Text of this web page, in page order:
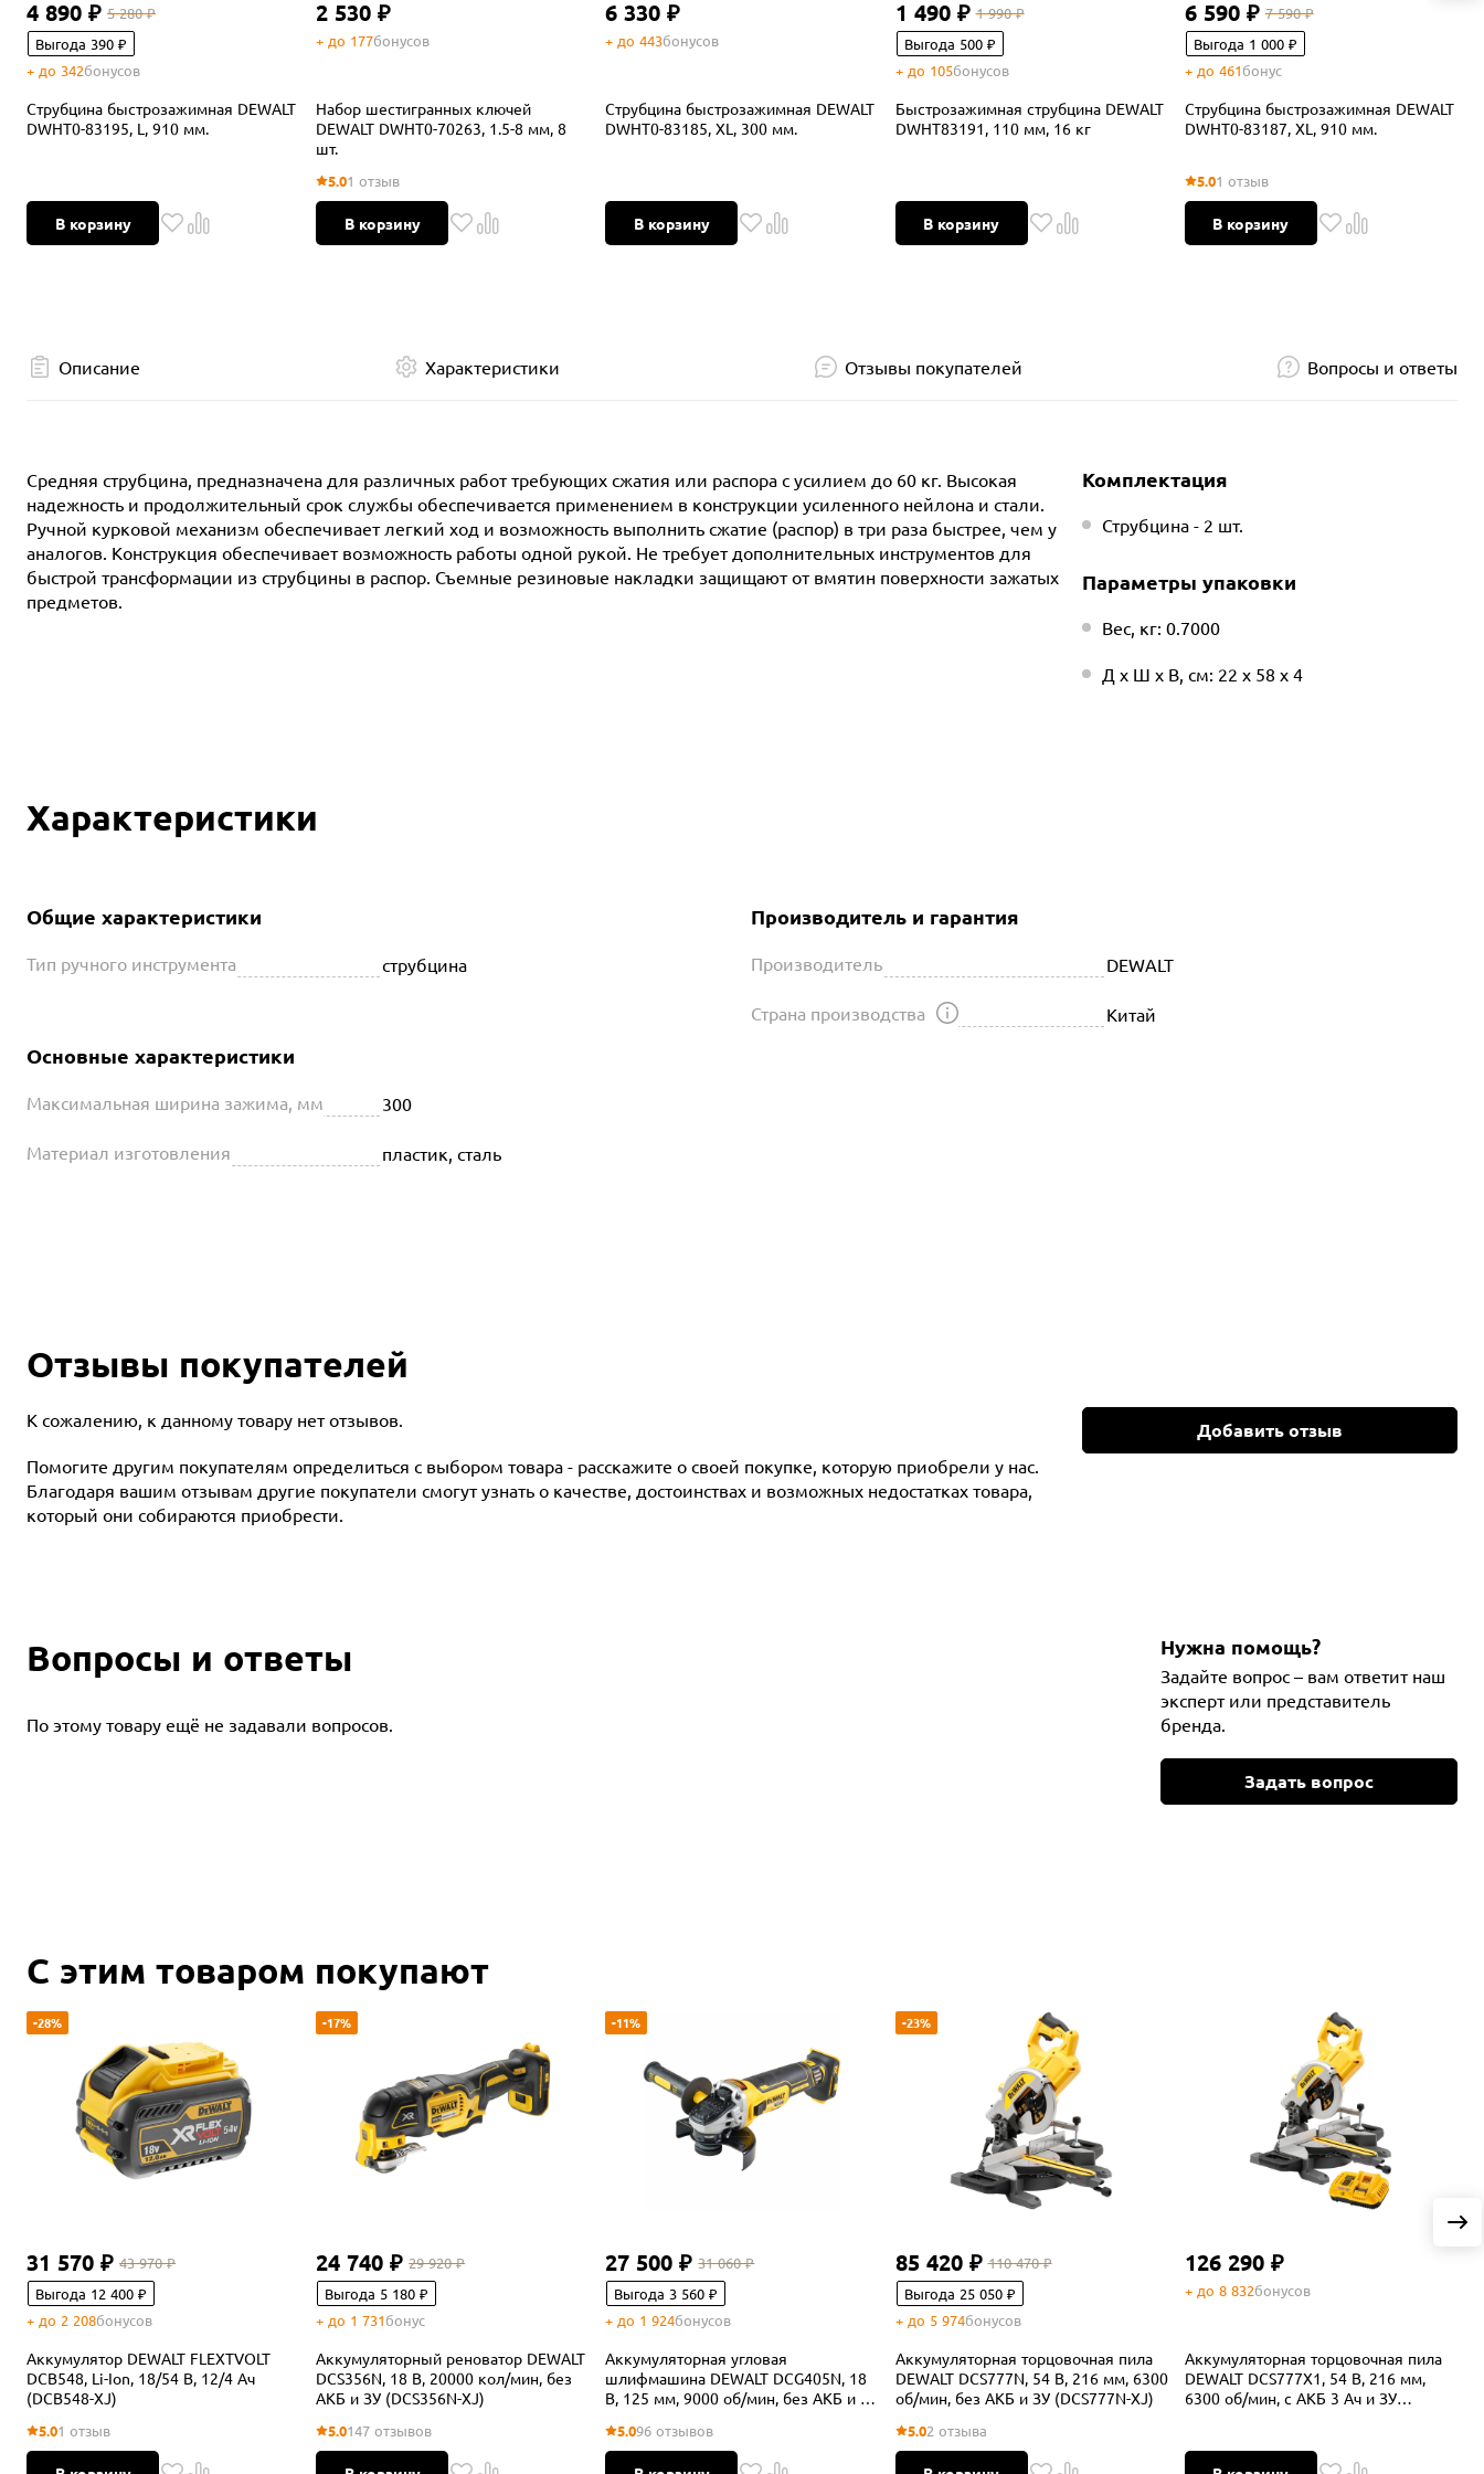
4 890 ₽ 5 280 ₽
Выгода 390 ₽
+ до 342бонусов
Струбцина быстрозажимная DEWALT
DWHT0-83195, L, 910 мм.
В корзину
2 530 ₽
+ до 177бонусов
Набор шестигранных ключей
DEWALT DWHT0-70263, 1.5-8 мм, 8
шт.
5.01 отзыв
В корзину
6 330 ₽
+ до 443бонусов
Струбцина быстрозажимная DEWALT
DWHT0-83185, XL, 300 мм.
В корзину
1 490 ₽ 1 990 ₽
Выгода 500 ₽
+ до 105бонусов
Быстрозажимная струбцина DEWALT
DWHT83191, 110 мм, 16 кг
В корзину
6 590 ₽ 7 590 ₽
Выгода 1 000 ₽
+ до 461бонус
Струбцина быстрозажимная DEWALT
DWHT0-83187, XL, 910 мм.
5.01 отзыв
В корзину
Описание Характеристики Отзывы покупателей Вопросы и ответы
Средняя струбцина, предназначена для различных работ требующих сжатия или распора с усилием до 60 кг. Высокая
надежность и продолжительный срок службы обеспечивается применением в конструкции усиленного нейлона и стали.
Ручной курковой механизм обеспечивает легкий ход и возможность выполнить сжатие (распор) в три раза быстрее, чем у
аналогов. Конструкция обеспечивает возможность работы одной рукой. Не требует дополнительных инструментов для
быстрой трансформации из струбцины в распор. Съемные резиновые накладки защищают от вмятин поверхности зажатых
предметов.
Комплектация
Струбцина - 2 шт.
Параметры упаковки
Вес, кг: 0.7000
Д х Ш х В, см: 22 х 58 х 4
Характеристики
Общие характеристики
Тип ручного инструмента струбцина
Основные характеристики
Максимальная ширина зажима, мм 300
Материал изготовления пластик, сталь
Производитель и гарантия
Производитель DEWALT
Страна производства Китай
Отзывы покупателей
К сожалению, к данному товару нет отзывов.
Помогите другим покупателям определиться с выбором товара - расскажите о своей покупке, которую приобрели у нас.
Благодаря вашим отзывам другие покупатели смогут узнать о качестве, достоинствах и возможных недостатках товара,
который они собираются приобрести.
Добавить отзыв
Вопросы и ответы
По этому товару ещё не задавали вопросов.
Нужна помощь?
Задайте вопрос – вам ответит наш
эксперт или представитель
бренда.
Задать вопрос
С этим товаром покупают
-28%
31 570 ₽ 43 970 ₽
Выгода 12 400 ₽
+ до 2 208бонусов
Аккумулятор DEWALT FLEXTVOLT
DCB548, Li-Ion, 18/54 В, 12/4 Ач
(DCB548-XJ)
5.01 отзыв
-17%
24 740 ₽ 29 920 ₽
Выгода 5 180 ₽
+ до 1 731бонус
Аккумуляторный реноватор DEWALT
DCS356N, 18 В, 20000 кол/мин, без
АКБ и ЗУ (DCS356N-XJ)
5.0147 отзывов
-11%
27 500 ₽ 31 060 ₽
Выгода 3 560 ₽
+ до 1 924бонусов
Аккумуляторная угловая
шлифмашина DEWALT DCG405N, 18
В, 125 мм, 9000 об/мин, без АКБ и ЗУ
5.096 отзывов
-23%
85 420 ₽ 110 470 ₽
Выгода 25 050 ₽
+ до 5 974бонусов
Аккумуляторная торцовочная пила
DEWALT DCS777N, 54 В, 216 мм, 6300
об/мин, без АКБ и ЗУ (DCS777N-XJ)
5.02 отзыва
126 290 ₽
+ до 8 832бонусов
Аккумуляторная торцовочная пила
DEWALT DCS777X1, 54 В, 216 мм,
6300 об/мин, с АКБ 3 Ач и ЗУ